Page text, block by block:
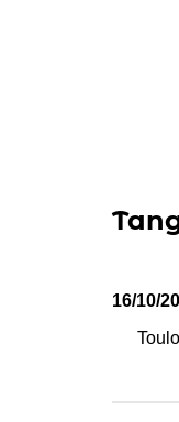
16/10/